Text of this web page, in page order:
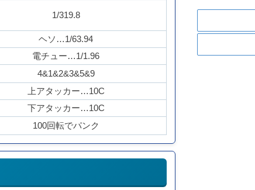
1/319.8
ヘソ…1/63.94
電チュー…1/1.96
4&1&2&3&5&9
上アタッカー…10C
下アタッカー…10C
100回転でパンク